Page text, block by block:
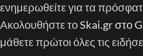
ενημερωθείτε για τα
Ακολουθήστε τοSkai.gr στο
μάθετε πρώτοι όλες τις